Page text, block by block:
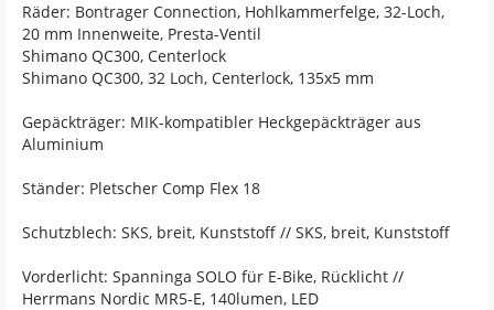
Räder: Bontrager Connection, Hohlkammerfelge, 32-Loch,
20 mm Innenweite, Presta-Ventil
Shimano QC300, Centerlock
Shimano QC300, 32 Loch, Centerlock, 135x5 mm
Gepäckträger: MIK-kompatibler Heckgepäckträger aus
Aluminium
Ständer: Pletscher Comp Flex 18
Schutzblech: SKS, breit, Kunststoff // SKS, breit, Kunststoff
Vorderlicht: Spanninga SOLO für E-Bike, Rücklicht //
Herrmans Nordic MR5-E, 140lumen, LED